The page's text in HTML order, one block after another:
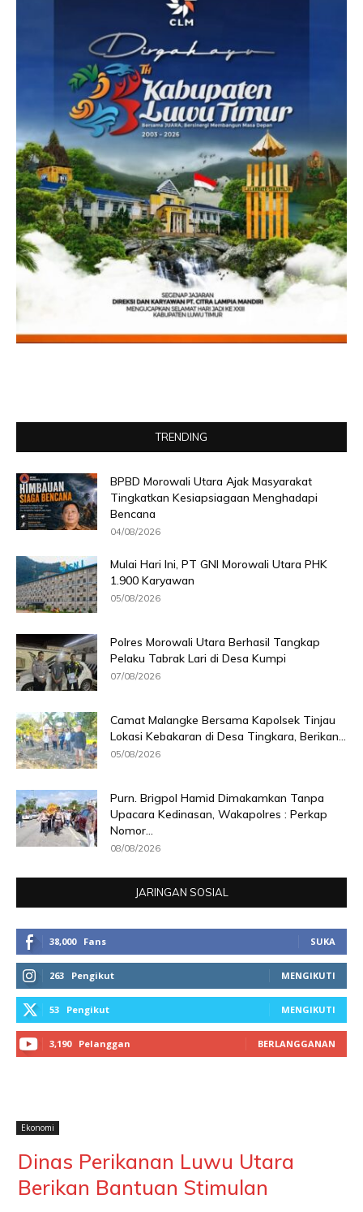
TRENDING
BPBD Morowali Utara Ajak Masyarakat
Tingkatkan Kesiapsiagaan Menghadapi
Bencana
04/08/2026
Mulai Hari Ini, PT GNI Morowali Utara PHK
1.900 Karyawan
05/08/2026
Polres Morowali Utara Berhasil Tangkap
Pelaku Tabrak Lari di Desa Kumpi
07/08/2026
Camat Malangke Bersama Kapolsek Tinjau
Lokasi Kebakaran di Desa Tingkara, Berikan...
05/08/2026
Purn. Brigpol Hamid Dimakamkan Tanpa
Upacara Kedinasan, Wakapolres : Perkap
Nomor...
08/08/2026
JARINGAN SOSIAL
38,000 Fans SUKA
263 Pengikut MENGIKUTI
53 Pengikut MENGIKUTI
3,190 Pelanggan BERLANGGANAN